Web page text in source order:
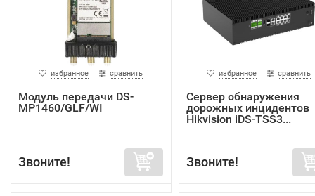
избранное сравнить
Модуль передачи DS-
MP1460/GLF/WI
Звоните!
избранное сравнить
Сервер обнаружения
дорожных инцидентов
Hikvision iDS-TSS3...
Звоните!